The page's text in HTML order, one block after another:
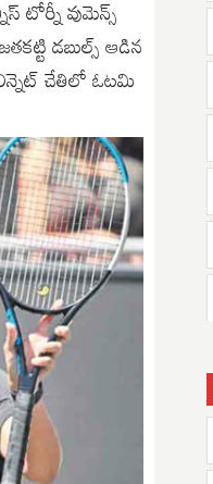
టోర్నీ వుమెన్స్
డబుల్స్ ఆడిన
చేతిలో ఓటమి